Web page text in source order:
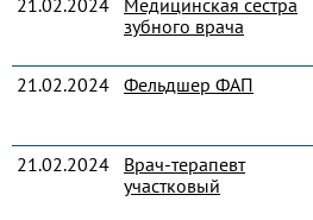
21.02.2024
Медицинская сестра
зубного врача
21.02.2024 Фельдшер ФАП
21.02.2024
Врач-терапевт
участковый